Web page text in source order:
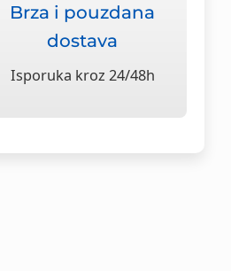
Brza i pouzdana
dostava
Isporuka kroz 24/48h